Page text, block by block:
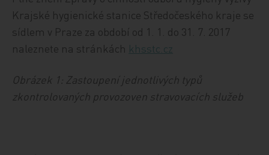
Krajské hygienické stanice Středočeského kraje se
sídlem v Praze za období od 1. 1. do 31. 7. 2017
naleznete na stránkách khsstc.cz
Obrázek 1: Zastoupení jednotlivých typů
zkontrolovaných provozoven stravovacích služeb